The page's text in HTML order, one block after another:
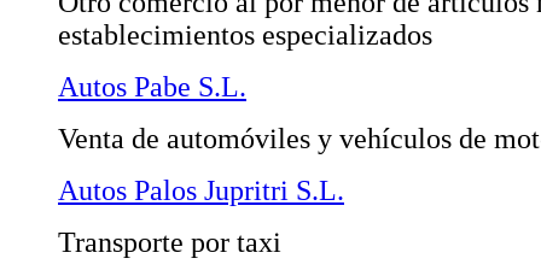
establecimientos especializados
Autos Pabe S.L.
Venta de automóviles y vehículos de
Autos Palos Jupritri S.L.
Transporte por taxi